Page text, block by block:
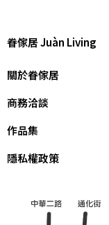
眷傢居 Juàn Living
關於眷傢居
商務洽談
作品集
隱私權政策